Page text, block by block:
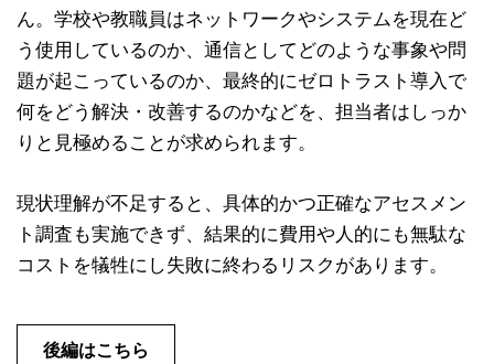
ん。学校や教職員はネットワークやシステムを現在ど
う使用しているのか、通信としてどのような事象や問
題が起こっているのか、最終的にゼロトラスト導入で
何をどう解決・改善するのかなどを、担当者はしっか
りと見極めることが求められます。
現状理解が不足すると、具体的かつ正確なアセスメン
ト調査も実施できず、結果的に費用や人的にも無駄な
コストを犠牲にし失敗に終わるリスクがあります。
後編はこちら